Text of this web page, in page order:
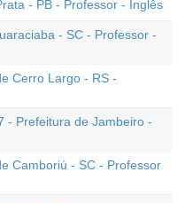
- PB - Professor - Inglês
- SC - Professor -
Cerro Largo - RS -
- Prefeitura de Jambeiro -
Camboriú - SC - Professor